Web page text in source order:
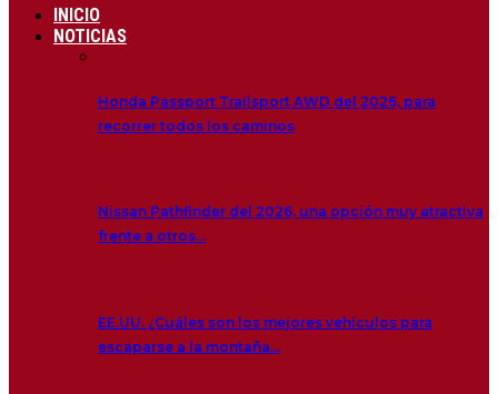
INICIO
NOTICIAS
Honda Passport Trailsport AWD del 2026, para
recorrer todos los caminos
Nissan Pathfinder del 2026, una opción muy atractiva
frente a otros…
EE.UU. ¿Cuáles son los mejores vehículos para
escaparse a la montaña…